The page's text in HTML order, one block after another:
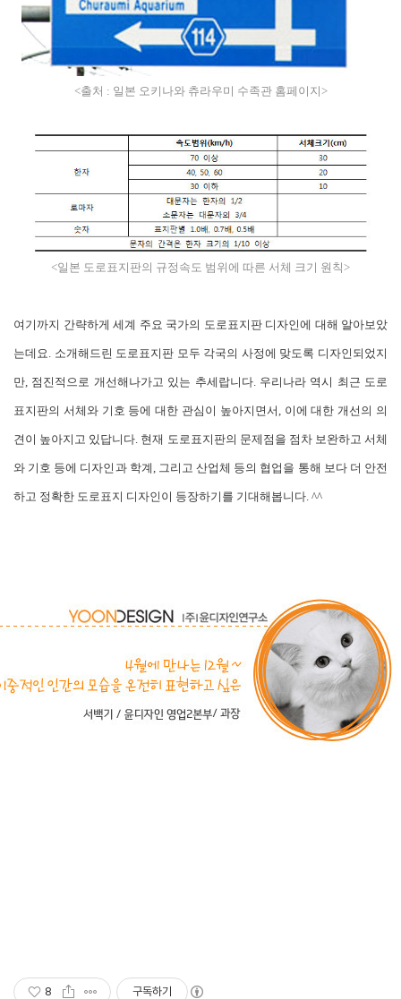
<출처 : 일본 오키나와 츄라우미 수족관 홈페이지>
<일본 도로표지판의 규정속도 범위에 따른 서체 크기 원칙>
여기까지 간략하게 세계 주요 국가의 도로표지판 디자인에 대해 알아보았
는데요. 소개해드린 도로표지판 모두 각국의 사정에 맞도록 디자인되었지
만, 점진적으로 개선해나가고 있는 추세랍니다. 우리나라 역시 최근 도로
표지판의 서체와 기호 등에 대한 관심이 높아지면서, 이에 대한 개선의 의
견이 높아지고 있답니다. 현재 도로표지판의 문제점을 점차 보완하고 서체
와 기호 등에 디자인과 학계, 그리고 산업체 등의 협업을 통해 보다 더 안전
하고 정확한 도로표지 디자인이 등장하기를 기대해봅니다. ^^
8 구독하기